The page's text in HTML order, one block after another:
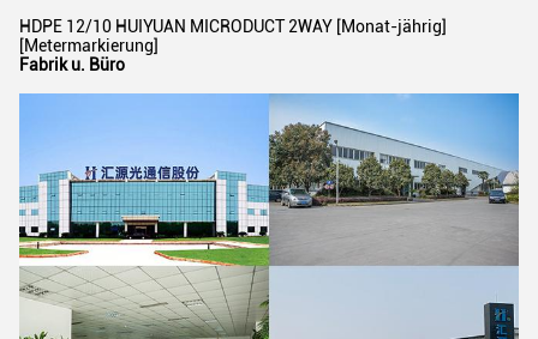
HDPE 12/10 HUIYUAN MICRODUCT 2WAY [Monat-jährig]
[Metermarkierung]
Fabrik u. Büro